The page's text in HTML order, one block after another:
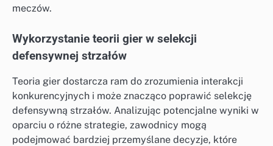
meczów.
Wykorzystanie teorii gier w selekcji
defensywnej strzałów
Teoria gier dostarcza ram do zrozumienia interakcji
konkurencyjnych i może znacząco poprawić selekcję
defensywną strzałów. Analizując potencjalne wyniki w
oparciu o różne strategie, zawodnicy mogą
podejmować bardziej przemyślane decyzje, które